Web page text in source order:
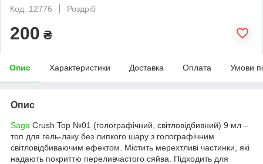
Код: 12776
Роздріб
200 ₴
Опис Характеристики Доставка Оплата Умови
Опис
Saga Crush Top №01 (голографічний, світловідбивний) 9 мл –
топ для гель-лаку без липкого шару з голографічним
світловідбиваючим ефектом. Містить мерехтливі частинки, які
надають покриттю переливчастого сяйва. Підходить для